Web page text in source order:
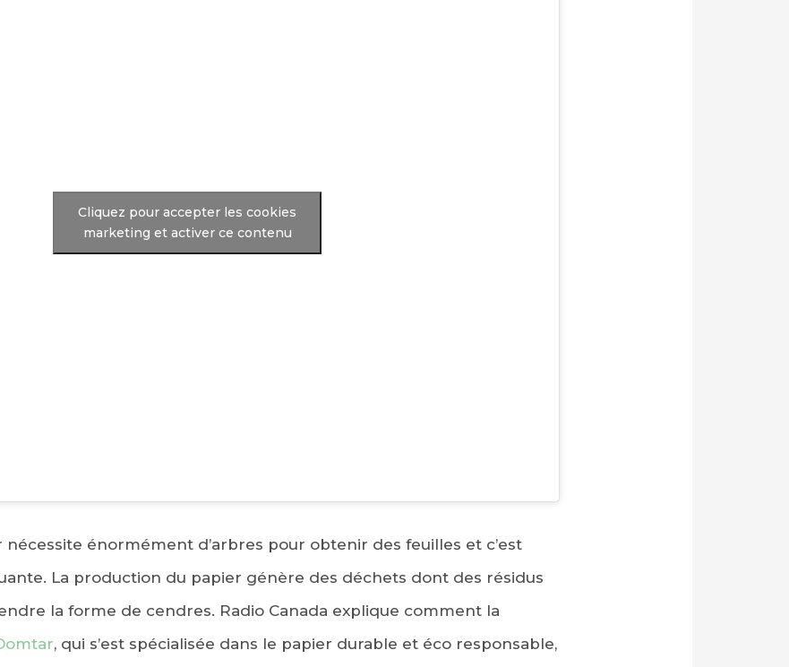
Cliquez pour accepter les cookies
marketing et activer ce contenu
nécessite énormément d’arbres pour obtenir des feuilles et c’est
La production du papier génère des déchets dont des résidus
la forme de cendres. Radio Canada explique comment la
, qui s’est spécialisée dans le papier durable et éco responsable,